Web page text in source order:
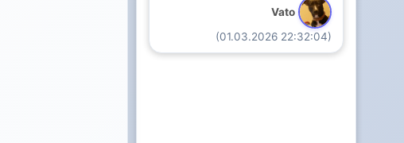
Vato
(01.03.2026 22:32:04)